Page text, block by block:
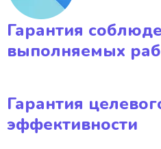
Гарантия
выполняемых
Гарантия
эффективности